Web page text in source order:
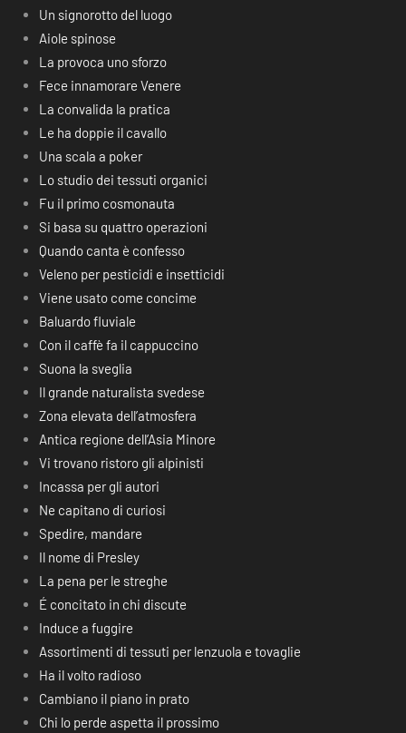
Un signorotto del luogo
Aiole spinose
La provoca uno sforzo
Fece innamorare Venere
La convalida la pratica
Le ha doppie il cavallo
Una scala a poker
Lo studio dei tessuti organici
Fu il primo cosmonauta
Si basa su quattro operazioni
Quando canta è confesso
Veleno per pesticidi e insetticidi
Viene usato come concime
Baluardo fluviale
Con il caffè fa il cappuccino
Suona la sveglia
Il grande naturalista svedese
Zona elevata dell’atmosfera
Antica regione dell’Asia Minore
Vi trovano ristoro gli alpinisti
Incassa per gli autori
Ne capitano di curiosi
Spedire, mandare
Il nome di Presley
La pena per le streghe
É concitato in chi discute
Induce a fuggire
Assortimenti di tessuti per lenzuola e tovaglie
Ha il volto radioso
Cambiano il piano in prato
Chi lo perde aspetta il prossimo